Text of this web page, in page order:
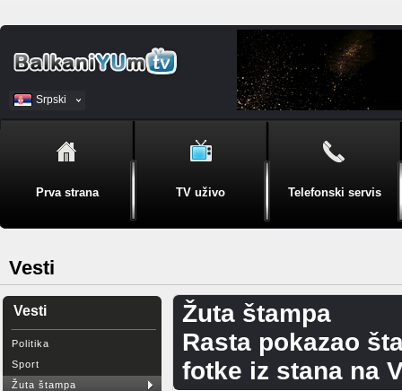
Srpski
BiH
Prva strana TV uživo Telefonski servis
Vesti
Vesti
Politika
Sport
Žuta štampa
Žuta štampa
Rasta pokazao
fotke iz stana na